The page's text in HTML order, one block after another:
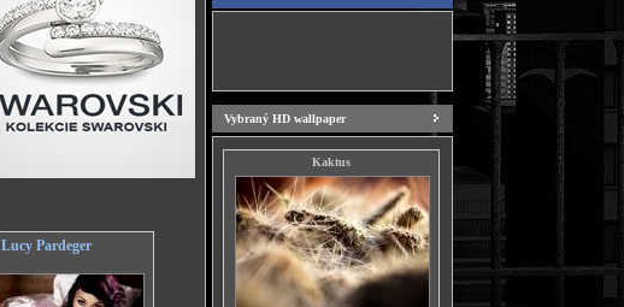
Lucy Pardeger
Vybraný HD wallpaper
Kaktus